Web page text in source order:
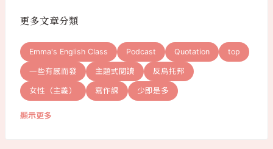
更多文章分類
Emma's English Class Podcast Quotation top
一些有感而發 主題式閱讀 反烏托邦
女性（主義） 寫作課 少即是多
顯示更多